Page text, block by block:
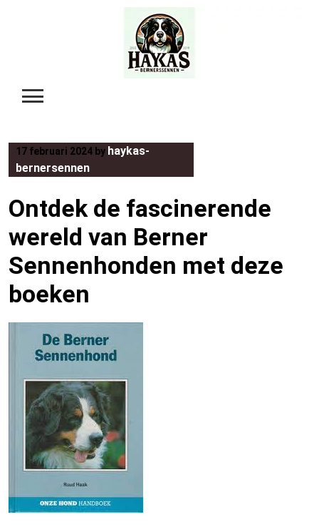
17 februari 2024 by haykas-
bernersennen
Ontdek de fascinerende
wereld van Berner
Sennenhonden met deze
boeken